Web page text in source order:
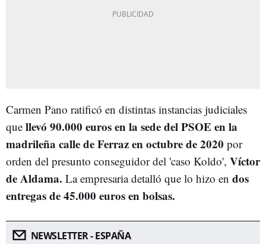
Carmen Pano ratificó en distintas instancias judiciales
que llevó 90.000 euros en la sede del PSOE en la
madrileña calle de Ferraz en octubre de 2020 por
orden del presunto conseguidor del 'caso Koldo', Víctor
de Aldama. La empresaria detalló que lo hizo en dos
entregas de 45.000 euros en bolsas.
NEWSLETTER - ESPAÑA